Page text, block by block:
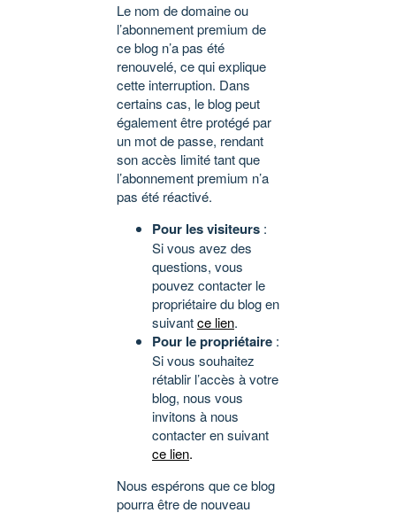
Le nom de domaine ou
l’abonnement premium de
ce blog n’a pas été
renouvelé, ce qui explique
cette interruption. Dans
certains cas, le blog peut
également être protégé par
un mot de passe, rendant
son accès limité tant que
l’abonnement premium n’a
pas été réactivé.
Pour les visiteurs :
Si vous avez des
questions, vous
pouvez contacter le
propriétaire du blog en
suivantce lien.
Pour le propriétaire :
Si vous souhaitez
rétablir l’accès à votre
blog, nous vous
invitons à nous
contacter en suivant
ce lien.
Nous espérons que ce blog
pourra être de nouveau